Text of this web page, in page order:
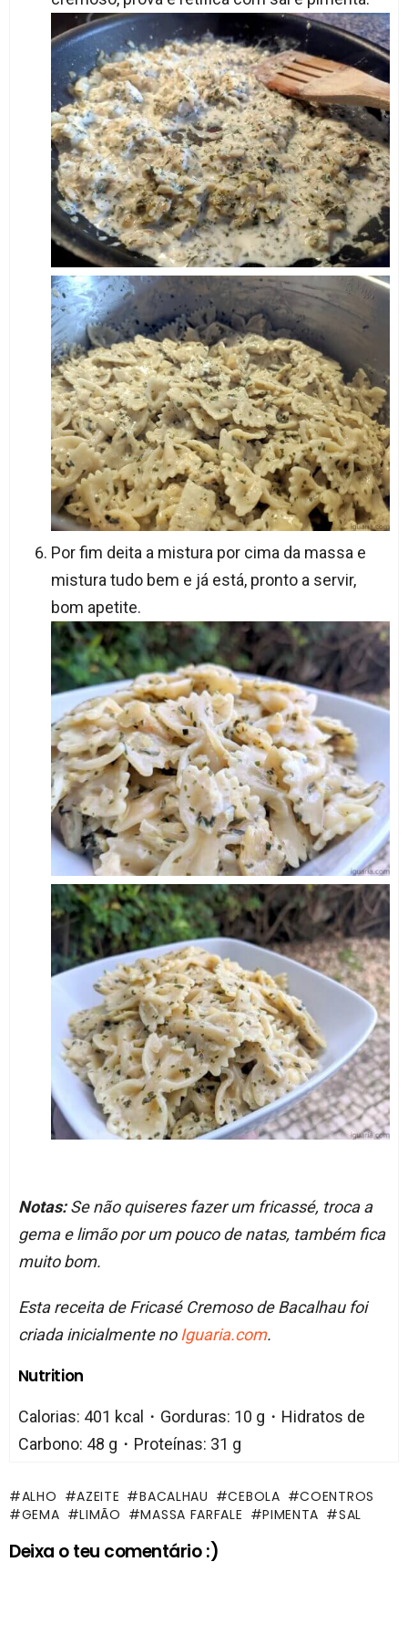
Por fim deita a mistura por cima da massa e
mistura tudo bem e já está, pronto a servir,
bom apetite.
Notas:Se não quiseres fazer um fricassé, troca a
gema e limão por um pouco de natas, também fica
muito bom.
Esta receita de Fricasé Cremoso de Bacalhau foi
criada inicialmente no Iguaria.com.
Nutrition
Calorias: 401 kcal・Gorduras: 10 g・Hidratos de
Carbono: 48 g・Proteínas: 31 g
ALHO AZEITE BACALHAU CEBOLA
COENTROS
GEMA
LIMÃO MASSA FARFALE PIMENTA SAL
Deixa o teu comentário :)